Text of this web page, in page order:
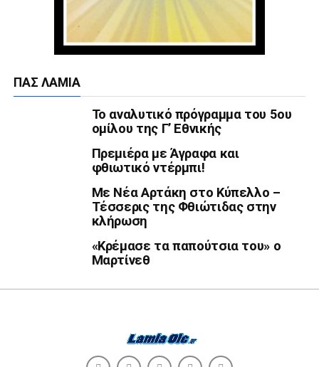
ΠΑΣ ΛΑΜΊΑ
Το αναλυτικό πρόγραμμα του 5ου
ομίλου της Γ’ Εθνικής
Πρεμιέρα με Άγραφα και
φθιωτικό ντέρμπι!
Με Νέα Αρτάκη στο Κύπελλο –
Τέσσερις της Φθιώτιδας στην
κλήρωση
«Κρέμασε τα παπούτσια του» ο
Μαρτίνεθ